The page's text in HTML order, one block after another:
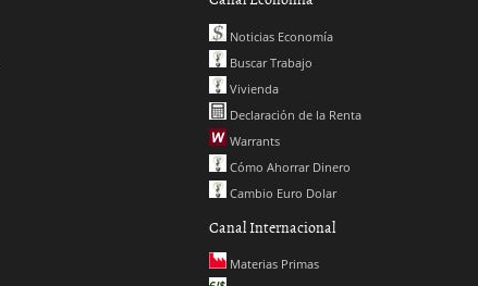
Noticias Economía
Buscar Trabajo
Vivienda
Declaración de la Renta
Warrants
Cómo Ahorrar Dinero
Cambio Euro Dolar
Canal Internacional
Materias Primas